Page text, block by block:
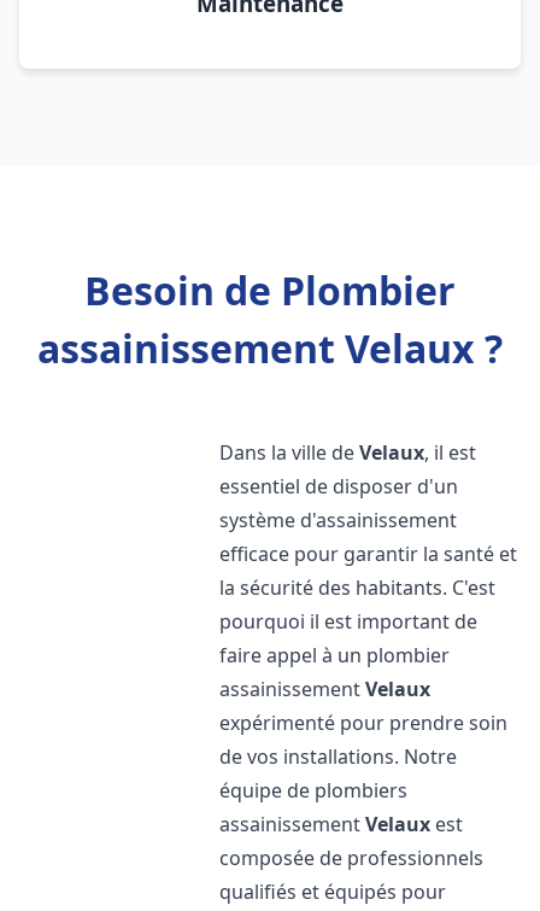
Besoin de Plombier
assainissement Velaux ?
Dans la ville deVelaux, il est
essentiel de disposer d'un
système d'assainissement
efficace pour garantir la santé et
la sécurité des habitants. C'est
pourquoi il est important de
faire appel à un plombier
assainissementVelaux
expérimenté pour prendre soin
de vos installations. Notre
équipe de plombiers
assainissementVelaux est
composée de professionnels
qualifiés et équipés pour